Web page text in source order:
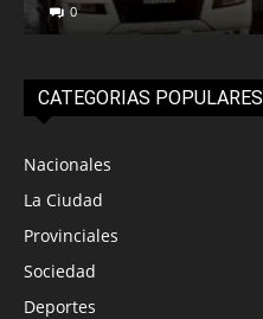
0
CATEGORIAS POPULARES
Nacionales
La Ciudad
Provinciales
Sociedad
Deportes